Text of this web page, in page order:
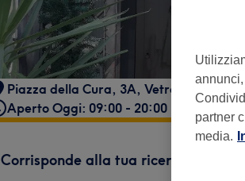
Piazza della Cura, 3A, Vetralla VT,
Aperto Oggi: 09:00 - 20:00
Corrisponde alla tua ricerca
partner
media.